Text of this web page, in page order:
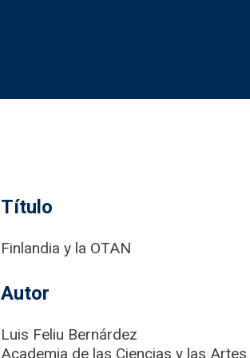
Título
Finlandia y la OTAN
Autor
Luis Feliu Bernárdez
Academia de las Ciencias y las